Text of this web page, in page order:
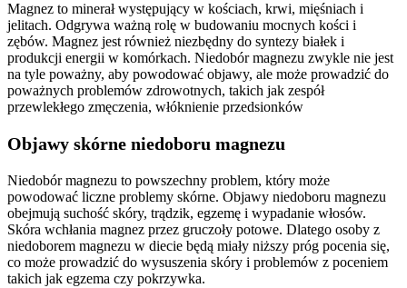
Magnez to minerał występujący w kościach, krwi, mięśniach i
jelitach. Odgrywa ważną rolę w budowaniu mocnych kości i
zębów. Magnez jest również niezbędny do syntezy białek i
produkcji energii w komórkach. Niedobór magnezu zwykle nie jest
na tyle poważny, aby powodować objawy, ale może prowadzić do
poważnych problemów zdrowotnych, takich jak zespół
przewlekłego zmęczenia, włóknienie przedsionków
Objawy skórne niedoboru magnezu
Niedobór magnezu to powszechny problem, który może
powodować liczne problemy skórne. Objawy niedoboru magnezu
obejmują suchość skóry, trądzik, egzemę i wypadanie włosów.
Skóra wchłania magnez przez gruczoły potowe. Dlatego osoby z
niedoborem magnezu w diecie będą miały niższy próg pocenia się,
co może prowadzić do wysuszenia skóry i problemów z poceniem
takich jak egzema czy pokrzywka.